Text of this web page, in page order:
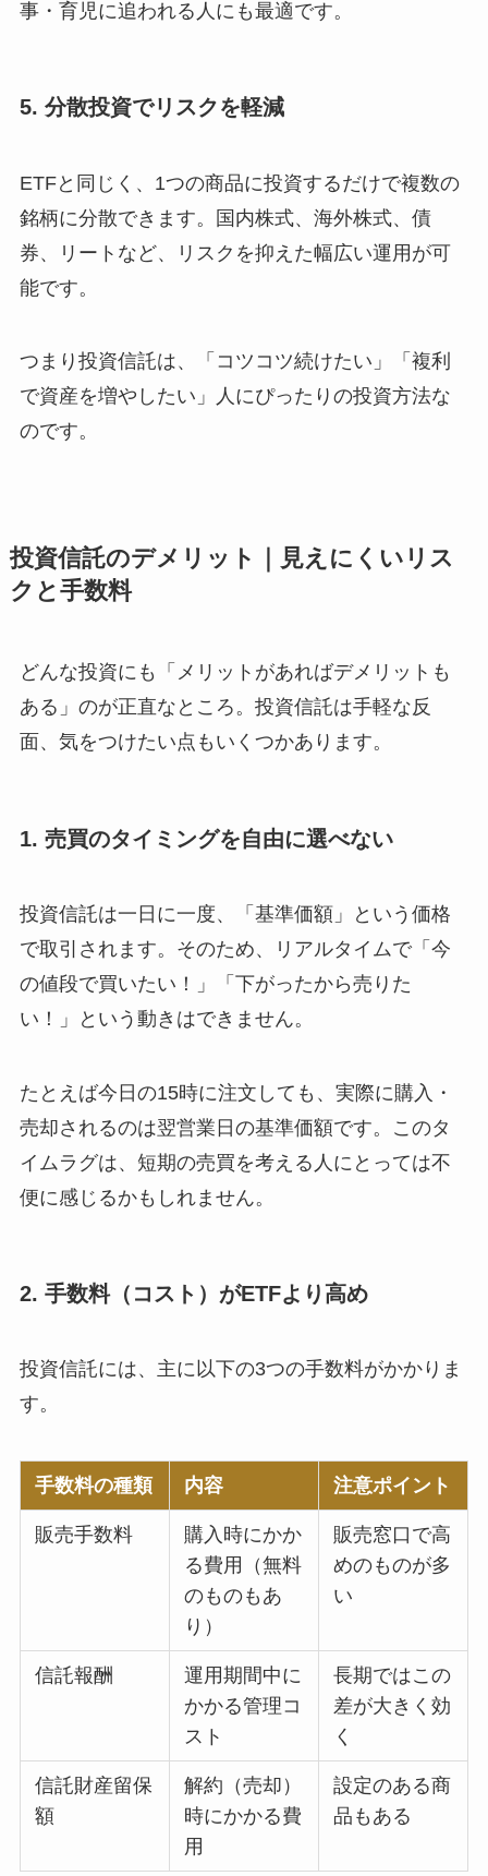
事・育児に追われる人にも最適です。
5. 分散投資でリスクを軽減
ETFと同じく、1つの商品に投資するだけで複数の
銘柄に分散できます。国内株式、海外株式、債
券、リートなど、リスクを抑えた幅広い運用が可
能です。
つまり投資信託は、「コツコツ続けたい」「複利
で資産を増やしたい」人にぴったりの投資方法な
のです。
投資信託のデメリット｜見えにくいリス
クと手数料
どんな投資にも「メリットがあればデメリットも
ある」のが正直なところ。投資信託は手軽な反
面、気をつけたい点もいくつかあります。
1. 売買のタイミングを自由に選べない
投資信託は一日に一度、「基準価額」という価格
で取引されます。そのため、リアルタイムで「今
の値段で買いたい！」「下がったから売りた
い！」という動きはできません。
たとえば今日の15時に注文しても、実際に購入・
売却されるのは翌営業日の基準価額です。このタ
イムラグは、短期の売買を考える人にとっては不
便に感じるかもしれません。
2. 手数料（コスト）がETFより高め
投資信託には、主に以下の3つの手数料がかかりま
す。
手数料の種類 内容 注意ポイント
販売手数料
購入時にかか
る費用（無料
のものもあ
り）
販売窓口で高
めのものが多
い
信託報酬
運用期間中に
かかる管理コ
スト
長期ではこの
差が大きく効
く
信託財産留保
額
解約（売却）
時にかかる費
用
設定のある商
品もある